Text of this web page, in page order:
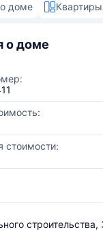
доме
о доме
стоимости:
строительства,